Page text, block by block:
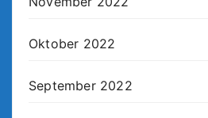
Oktober 2022
September 2022